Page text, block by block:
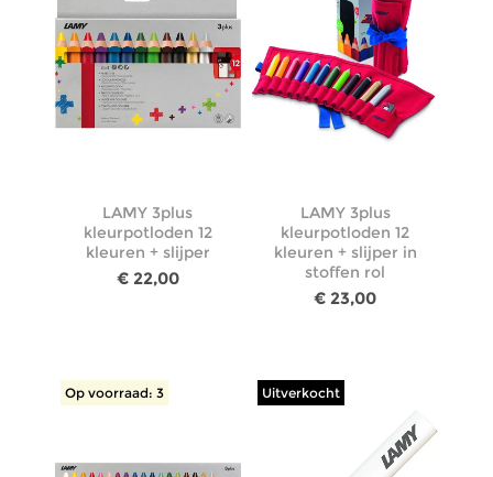
LAMY 3plus
kleurpotloden 12
kleuren + slijper
€ 22,00
LAMY 3plus
kleurpotloden 12
kleuren + slijper in
stoffen rol
€ 23,00
Op voorraad: 3 Uitverkocht